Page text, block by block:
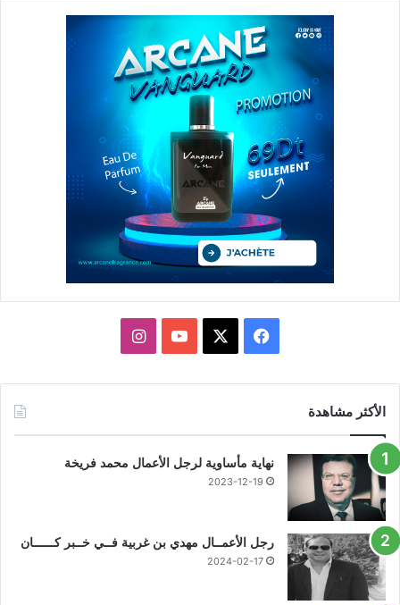
فيسبوك يوتيوبانستقرام
الأكثر مشاهدة
نهاية مأساوية لرجل الأعمال محمد فريخة
2023-12-19
رجل الأعمــال مهدي بن غربية فــي خــبر كــــــان
2024-02-17